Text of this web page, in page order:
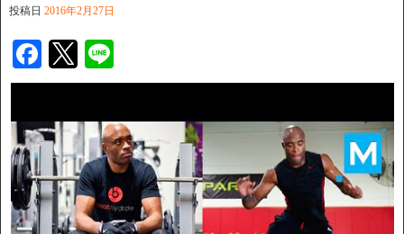
投稿日 2016年2月27日
Facebook
Twitter